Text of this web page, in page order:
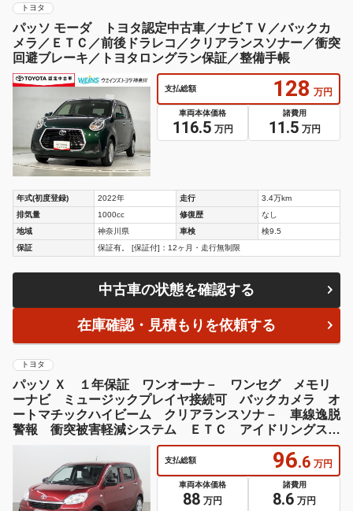
トヨタ
パッソ モーダ トヨタ認定中古車／ナビＴＶ／バックカ
メラ／ＥＴＣ／前後ドラレコ／クリアランスソナー／衝突
回避ブレーキ／トヨタロングラン保証／整備手帳
支払総額 128 万円
車両本体価格
116.5 万円
諸費用
11.5 万円
年式(初度登録) 2022年 走行
3.4万km
排気量
1000cc 修復歴
なし
地域
神奈川県 車検
検9.5
保証
保証有。 [保証付]：12ヶ月・走行無制限
中古車の状態を確認する
在庫確認・見積もりを依頼する
トヨタ
パッソ Ｘ １年保証 ワンオーナ－ ワンセグ メモリ
ーナビ ミュージックプレイヤ接続可 バックカメラ オ
ートマチックハイビーム クリアランスソナ－ 車線逸脱
警報 衝突被害軽減システム ＥＴＣ アイドリングスト
支払総額 96.6 万円
車両本体価格
88 万円
諸費用
8.6 万円